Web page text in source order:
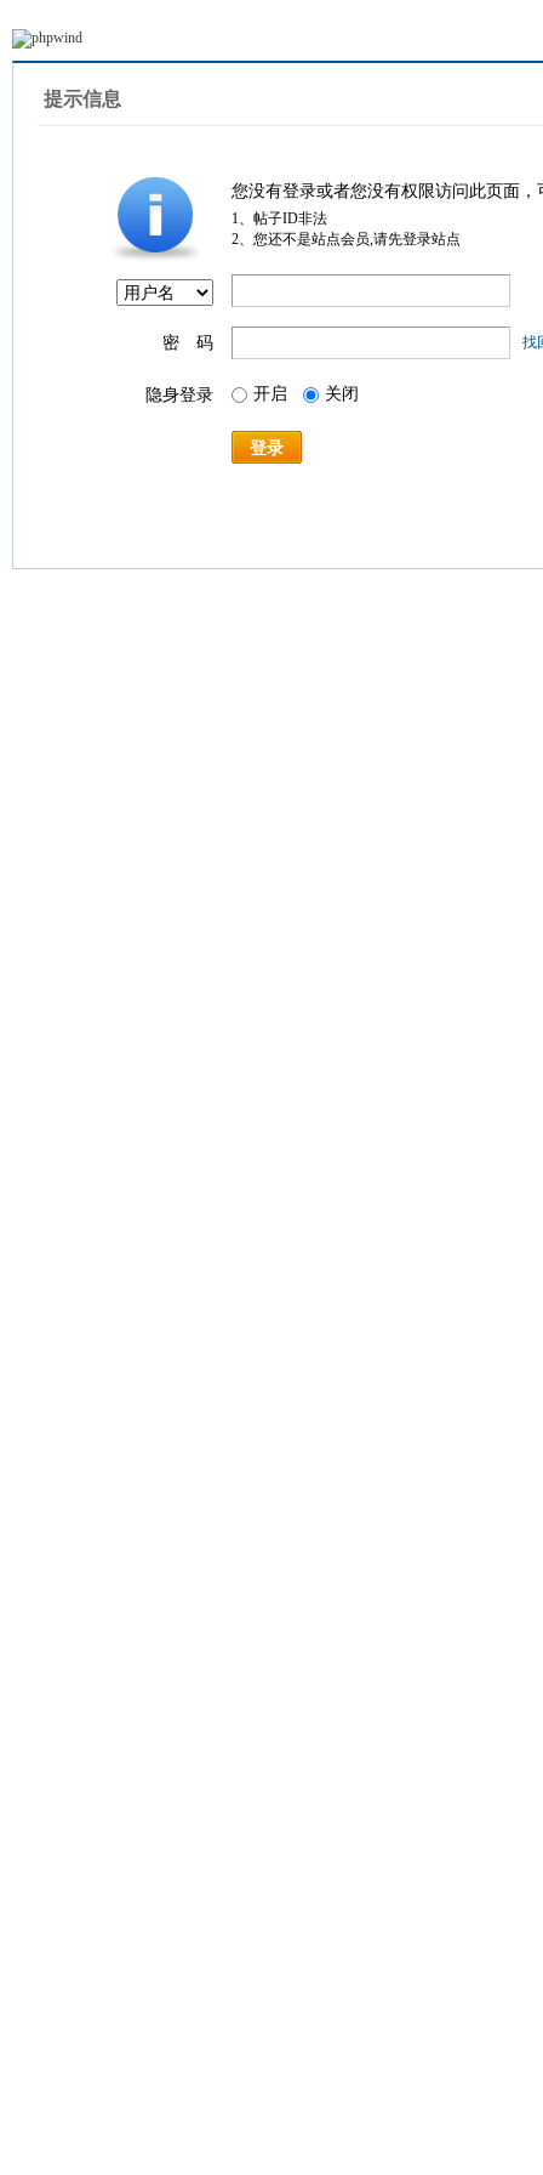
提示信息
您没有登录或者您没有权限访问此页面
1、帖子ID非法
2、您还不是站点会员,请先登录站点
密 码 找
隐身登录 开启 关闭
登录